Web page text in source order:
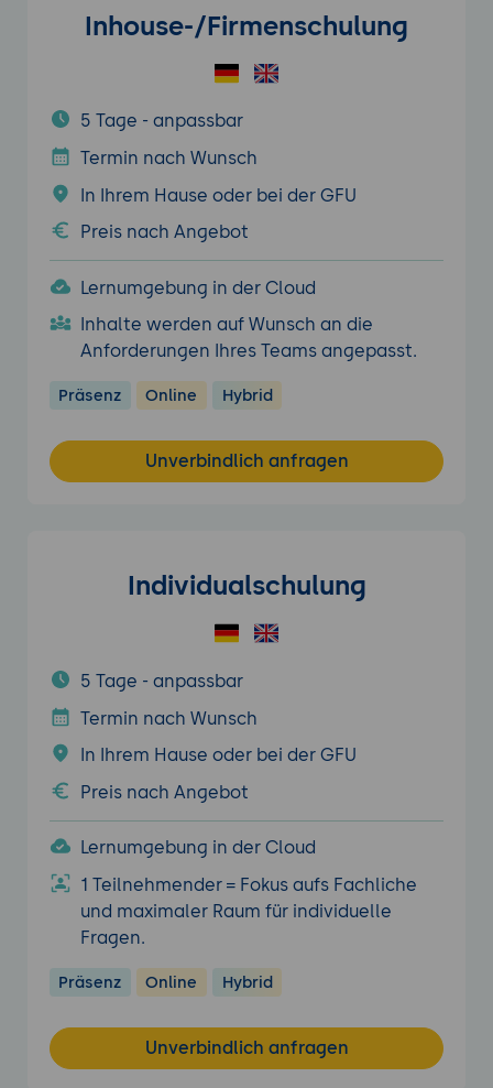
Inhouse-/Firmenschulung
5 Tage - anpassbar
Termin nach Wunsch
In Ihrem Hause oder bei der GFU
Preis nach Angebot
Lernumgebung in der Cloud
Inhalte werden auf Wunsch an die
Anforderungen Ihres Teams angepasst.
Präsenz Online Hybrid
Unverbindlich anfragen
Individualschulung
5 Tage - anpassbar
Termin nach Wunsch
In Ihrem Hause oder bei der GFU
Preis nach Angebot
Lernumgebung in der Cloud
1 Teilnehmender = Fokus aufs Fachliche
und maximaler Raum für individuelle
Fragen.
Präsenz Online Hybrid
Unverbindlich anfragen